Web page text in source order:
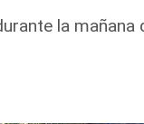
la mañana